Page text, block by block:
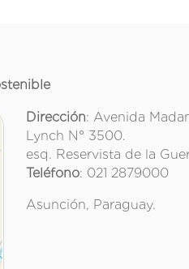
Dirección: Avenida
Lynch N° 3500.
esq. Reservista de la
Teléfono: 021 2879000
Asunción, Paraguay.